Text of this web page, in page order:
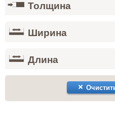
Толщина
Ширина
Длина